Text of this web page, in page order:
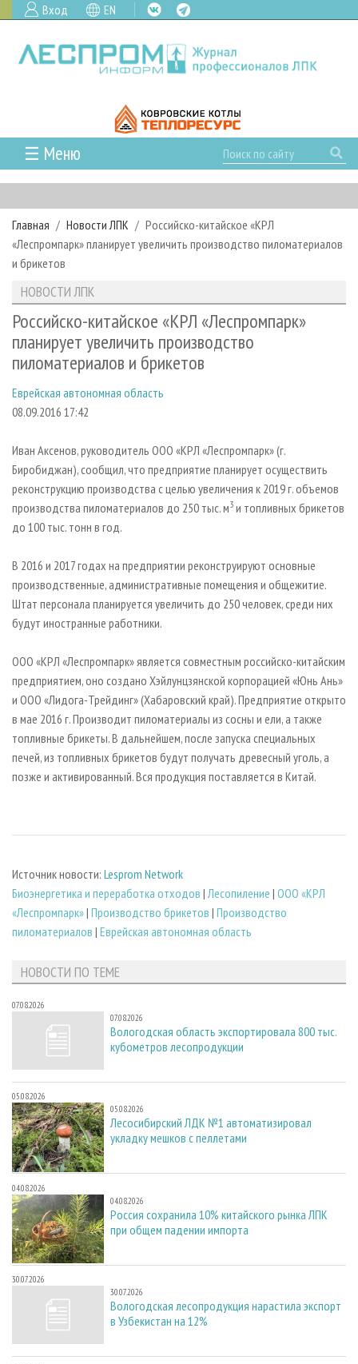
Вход EN
☰ Меню
ГЛАВНАЯ
РУБРИКИ И ТЕМЫ
РУБРИКИ ЖУРНАЛА
ЛЕСНОЕ ХОЗЯЙСТВО
ЛЕСОЗАГОТОВКА
ЛЕСОПИЛЕНИЕ
ДЕРЕВООБРАБОТКА
СУШКА ДРЕВЕСИНЫ
ПРОИЗВОДСТВО ДРЕВЕСНЫХ ПЛИТ
ДЕРЕВЯННОЕ ДОМОСТРОЕНИЕ
ПРОИЗВОДСТВО МЕБЕЛИ
БИОЭНЕРГЕТИКА
ЦБП
ИНСТРУМЕНТ И МАТЕРИАЛЫ
НОВОСТИ
КАЛЕНДАРЬ СОБЫТИЙ
НОВОСТИ ЛПК
НОВОСТИ ЖУРНАЛА
НОВОСТИ КОМПАНИЙ
ПРОЕКТЫ ЛПИ
АНАЛИТИКА
ПРЕДПРИЯТИЯ ЛПК
ЛЕСНЫЕ РЕГИОНЫ РОССИИ
ПЕРСОНЫ
МОБИЛЬНЫЕ ВЫСТАВКИ
ПРИОРИТЕТНЫЕ ИНВЕСТПРОЕКТЫ
RUSSIAN FORESTRY REVIEW
ГАЗЕТА ЛЕСПРОМФОРУМ
БИБЛИОТЕКА СПЕЦИАЛИСТА
АРХИВ
АРХИВ ЖУРНАЛОВ
СТАТЬИ
О ЖУРНАЛЕ
ПОДПИСКА
КОНТАКТЫ
РЕКЛАМОДАТЕЛЯМ
РЕКЛАМА
РЕКЛАМА НА САЙТЕ
Главная Новости ЛПК
Российско-китайское «КРЛ
«Леспромпарк» планирует увеличить производство пиломатериалов
и брикетов
НОВОСТИ ЛПК
Российско-китайское «КРЛ «Леспромпарк»
планирует увеличить производство
пиломатериалов и брикетов
Еврейская автономная область
08.09.2016 17:42
Иван Аксенов, руководитель ООО «КРЛ «Леспромпарк» (г.
Биробиджан), сообщил, что предприятие планирует осуществить
реконструкцию производства с целью увеличения к 2019 г. объемов
производства пиломатериалов до 250 тыс. м3 и топливных брикетов
до 100 тыс. тонн в год.
В 2016 и 2017 годах на предприятии реконструируют основные
производственные, административные помещения и общежитие.
Штат персонала планируется увеличить до 250 человек, среди них
будут иностранные работники.
ООО «КРЛ «Леспромпарк» является совместным российско-китайским
предприятием, оно создано Хэйлунцзянской корпорацией «Юнь Ань»
и ООО «Лидога-Трейдинг» (Хабаровский край). Предприятие открыто
в мае 2016 г. Производит пиломатериалы из сосны и ели, а также
топливные брикеты. В дальнейшем, после запуска специальных
печей, из топливных брикетов будут получать древесный уголь, а
позже и активированный. Вся продукция поставляется в Китай.
Источник новости: Lesprom Network
Биoэнергетика и переработка отходов |Лесопиление | ООО «КРЛ
«Леспромпарк»| Производство брикетов | Производство
пиломатериалов | Еврейская автономная область
НОВОСТИ ПО ТЕМЕ
07.08.2026
07.08.2026
Вологодская область экспортировала 800 тыс.
кубометров лесопродукции
05.08.2026
05.08.2026
Лесосибирский ЛДК №1 автоматизировал
укладку мешков с пеллетами
04.08.2026
04.08.2026
Россия сохранила 10% китайского рынка ЛПК
при общем падении импорта
30.07.2026
30.07.2026
Вологодская лесопродукция нарастила экспорт
в Узбекистан на 12%